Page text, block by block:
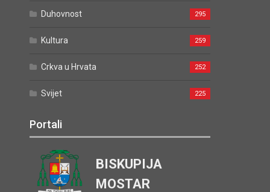
Duhovnost 295
Kultura 259
Crkva u Hrvata 252
Svijet 225
Portali
BISKUPIJA
MOSTAR